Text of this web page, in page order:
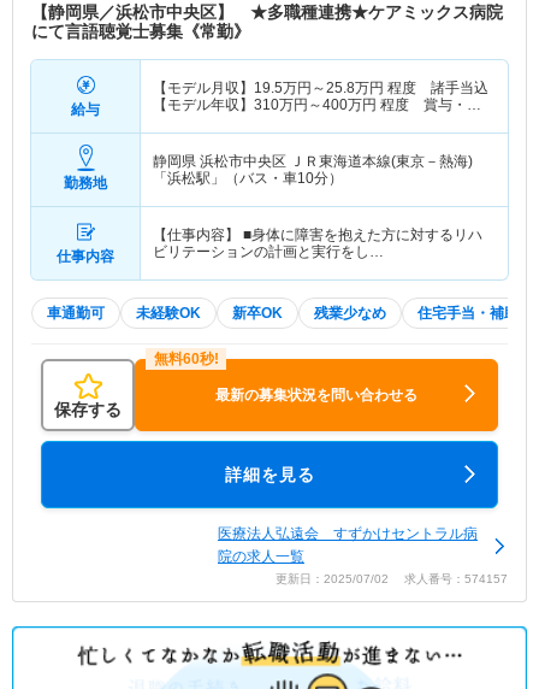
【静岡県／浜松市中央区】 ★多職種連携★ケアミックス病院
にて言語聴覚士募集《常勤》
給与
【モデル月収】 19.5万円～25.8万円 程度 諸手当込
【モデル年収】 310万円～400万円 程度 賞与・諸
勤務地
静岡県 浜松市中央区 ＪＲ東海道本線(東京－熱海)
「浜松駅」（バス・車10分）
仕事内容
【仕事内容】 ■身体に障害を抱えた方に対するリハ
ビリテーションの計画と実行をし…
車通勤可 未経験OK 新卒OK 残業少なめ 住宅手当・補助
保存する
最新の募集状況を問い合わせる
詳細を見る
医療法人弘遠会 すずかけセントラル病
院の求人一覧
更新日：2025/07/02 求人番号：574157